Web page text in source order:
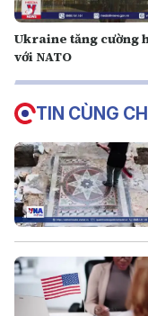
Ukraine tăng cường
với NATO
TIN CÙNG